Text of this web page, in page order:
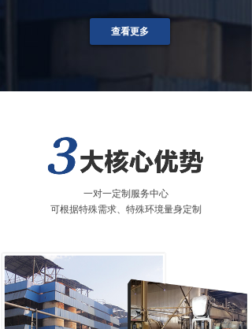
查看更多
一对一定制服务中心
可根据特殊需求、特殊环境量身定制